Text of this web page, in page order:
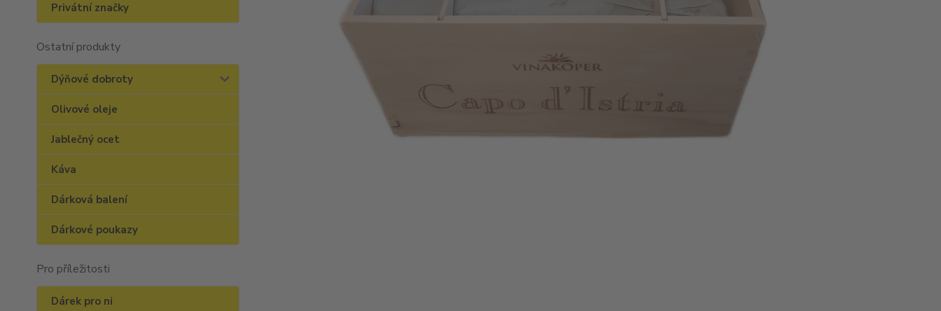
Privátní značky
Ostatní produkty
Dýňové dobroty
Olivové oleje
Jablečný ocet
Káva
Dárková balení
Dárkové poukazy
Pro příležitosti
Dárek pro ni